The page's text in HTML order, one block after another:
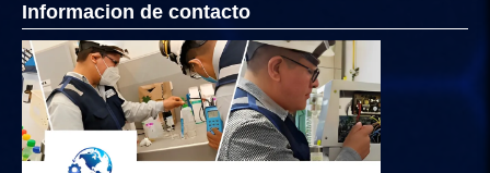
Informacion de contacto